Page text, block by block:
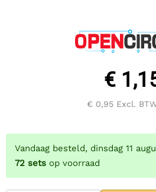
€
€ 0,95 Excl.
Vandaag besteld, dinsdag 11
72 sets op voorraad